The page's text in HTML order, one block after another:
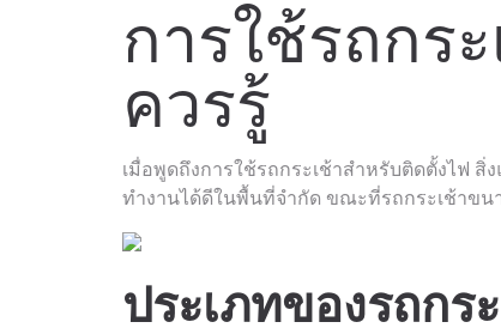
การใช้รถกร
ควรรู้
เมื่อพูดถึงการใช้รถกระเช้าสำหรับติดตั้งไฟ สิ่
ทำงานได้ดีในพื้นที่จำกัด ขณะที่รถกระเช้าขน
ประเภทของรถกร